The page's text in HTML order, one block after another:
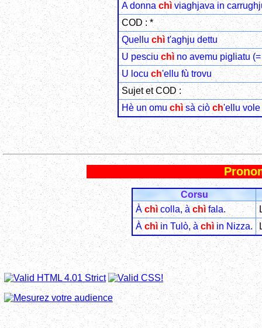
A donna chìviaghjava in
COD : *
Quelluchìt'aghju dettu
U pesciuchìno avemu pigliatu (=
U locu ch'ellu fù trovu
Sujet et COD :
Hè un omu chìsà ciò ch'ellu
Corsu
Àchìcolla, à chìfala.
À chì in Tulò, àchì in Nizza.